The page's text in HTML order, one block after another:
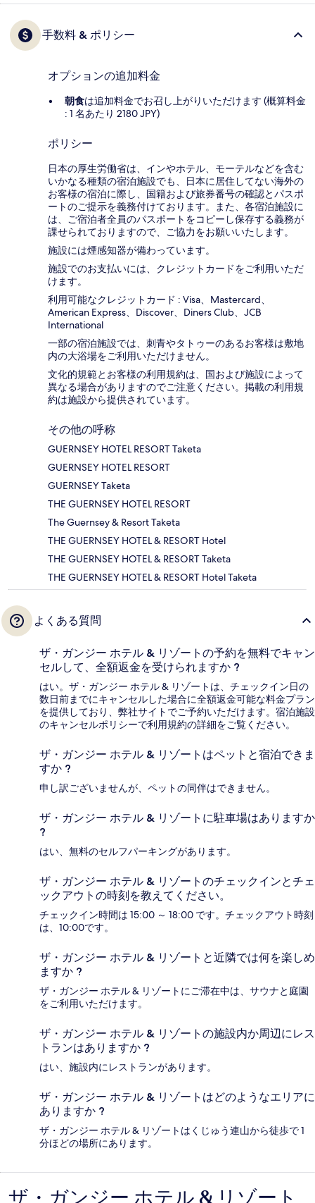
手数料 & ポリシー
オプションの追加料金
朝食は追加料金でお召し上がりいただけます (概算料金
: 1 名あたり 2180 JPY)
ポリシー
日本の厚生労働省は、インやホテル、モーテルなどを含む
いかなる種類の宿泊施設でも、日本に​居住してない海外の
お客様の宿泊に際し、国籍および旅券番号の確認とパスポ
ートのご提示を義務付け​ております。また、各宿泊施設に
は、ご宿泊者全員のパスポートをコピーし保存する義務が
課せられておりますの​で、ご協力をお願いいたします。
施設には煙感知器が備わっています。
施設でのお支払いには、クレジットカードをご利用いただ
けます。
利用可能なクレジットカード : Visa、Mastercard、
American Express、Discover、Diners Club、JCB
International
一部の宿泊施設では、刺青やタトゥーのあるお客様は敷地
内の大浴場をご利用いただけません。
文化的規範とお客様の利用規約は、国および施設によって
異なる場合がありますのでご注意ください。掲載の利用規
約は施設から提供されています。
その他の呼称
GUERNSEY HOTEL RESORT Taketa
GUERNSEY HOTEL RESORT
GUERNSEY Taketa
THE GUERNSEY HOTEL RESORT
The Guernsey & Resort Taketa
THE GUERNSEY HOTEL & RESORT Hotel
THE GUERNSEY HOTEL & RESORT Taketa
THE GUERNSEY HOTEL & RESORT Hotel Taketa
よくある質問
ザ・ガンジー ホテル & リゾートの予約を無料でキャン
セルして、全額返金を受けられますか ?
はい。ザ・ガンジー ホテル & リゾートは、チェックイン日の
数日前までにキャンセルした場合に全額返金可能な料金プラン
を提供しており、弊社サイトでご予約いただけます。宿泊施設
のキャンセルポリシーで利用規約の詳細をご覧ください。
ザ・ガンジー ホテル & リゾートはペットと宿泊できま
すか ?
申し訳ございませんが、ペットの同伴はできません。
ザ・ガンジー ホテル & リゾートに駐車場はありますか
?
はい、無料のセルフパーキングがあります。
ザ・ガンジー ホテル & リゾートのチェックインとチェ
ックアウトの時刻を教えてください。
チェックイン時間は 15:00 ～ 18:00 です。チェックアウト時刻
は、10:00です。
ザ・ガンジー ホテル & リゾートと近隣では何を楽しめ
ますか ?
ザ・ガンジー ホテル & リゾートにご滞在中は、サウナと庭園
をご利用いただけます。
ザ・ガンジー ホテル & リゾートの施設内か周辺にレス
トランはありますか ?
はい、施設内にレストランがあります。
ザ・ガンジー ホテル & リゾートはどのようなエリアに
ありますか ?
ザ・ガンジー ホテル & リゾートはくじゅう連山から徒歩で 1
分ほどの場所にあります。
口